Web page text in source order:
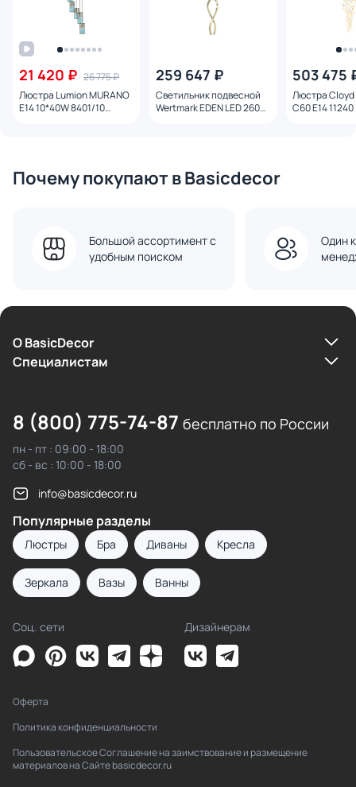
21 420 ₽ 26 775 ₽
Люстра Lumion MURANO
E14 10*40W 8401/10
259 647 ₽
Светильник подвесной
Wertmark EDEN LED 260W
503 475
Люстра Cloyd
C60 E14 11240
Почему покупают в Basicdecor
Большой ассортимент с
удобным поиском
Один
О BasicDecor
Cпециалистам
8 (800) 775-74-87 бесплатно по России
пн - пт : 09:00 - 18:00
сб - вс : 10:00 - 18:00
info@basicdecor.ru
Популярные разделы
Люстры Бра Диваны Кресла
Зеркала Вазы Ванны
Соц. сети Дизайнерам
Оферта
Политика конфиденциальности
Пользовательское Соглашение на заимствование и размещение
материалов на Сайте basicdecor.ru